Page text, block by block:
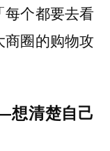
个都要去看
圈的购物攻
想清楚自己